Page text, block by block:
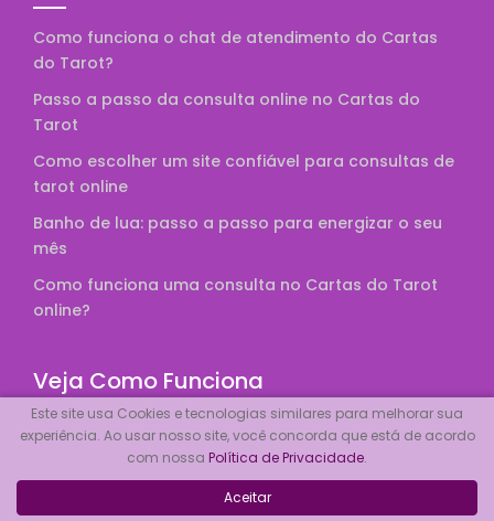
Como funciona o chat de atendimento do Cartas
do Tarot?
Passo a passo da consulta online no Cartas do
Tarot
Como escolher um site confiável para consultas de
tarot online
Banho de lua: passo a passo para energizar o seu
mês
Como funciona uma consulta no Cartas do Tarot
online?
Veja Como Funciona
Tocador
vídeo
Este site usa Cookies e tecnologias similares para melhorar sua
experiência. Ao usar nosso site, você concorda que está de acordo
com nossa Política de Privacidade.
Aceitar